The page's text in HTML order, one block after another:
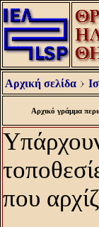
Αρχική σελίδα
Αρχικό γράμμα
που